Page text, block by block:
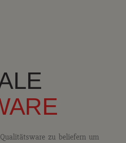
zu beliefern um